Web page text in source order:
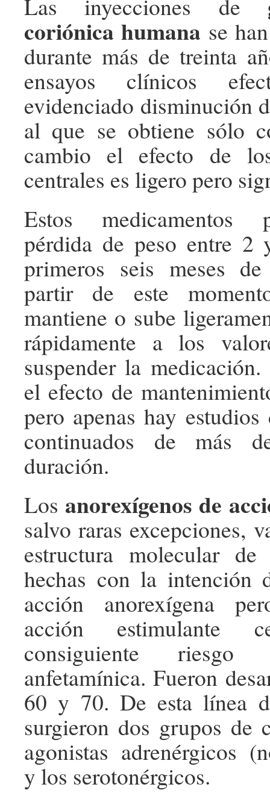
Las inyecciones de
coriónica humana se
durante más de treinta
ensayos clínicos
evidenciado disminución
al que se obtiene sólo
cambio el efecto de
centrales es ligero pero
Estos medicamentos
pérdida de peso entre
primeros seis meses
partir de este
mantiene o sube
rápidamente a los
suspender la
el efecto de
pero apenas hay
continuados de más
duración.
Los anorexígenos de
salvo raras excepciones,
estructura molecular
hechas con la intención
acción anorexígena
acción
consiguiente
anfetamínica. Fueron
60 y 70. De esta línea
surgieron dos grupos de
agonistas adrenérgicos
y los serotonérgicos.